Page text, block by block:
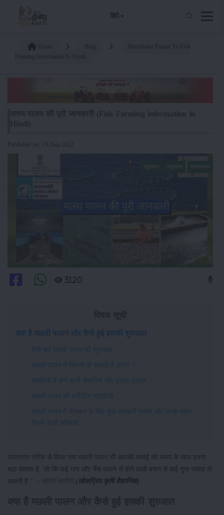
हिंदी
Published on: 13-Aug-2022
3120
क्या है मछली पालन और कैसे हुई इसकी शुरुआत
कैसे करें मछली पालन की शुरुआत :
मछली पालन में कितनी हो सकती है लागत ?
मछलियों में होने वाली बीमारियां और इनका इलाज
मछली पालन की मार्केटिंग स्ट्रेटेजी :
मछली पालन में योगदान के लिए कुछ सरकारी स्कीम और उनके तहत
मिलने वाली सब्सिडी :
परंपरागत तरीके से किया गया मछली पालन भी आपकी कमाई को समय के साथ इतना
बढ़ा सकता है, जो कि कई गाय और भैंस पालने से होने वाली बचत से कई गुना ज्यादा हो
सकती है "
- (लोकप्रिय कृषि वैज्ञानिक)